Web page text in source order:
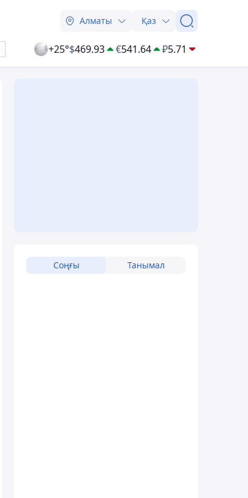
Алматы Қаз
+25°$469.93 €541.64 ₽5.71
Соңғы Танымал